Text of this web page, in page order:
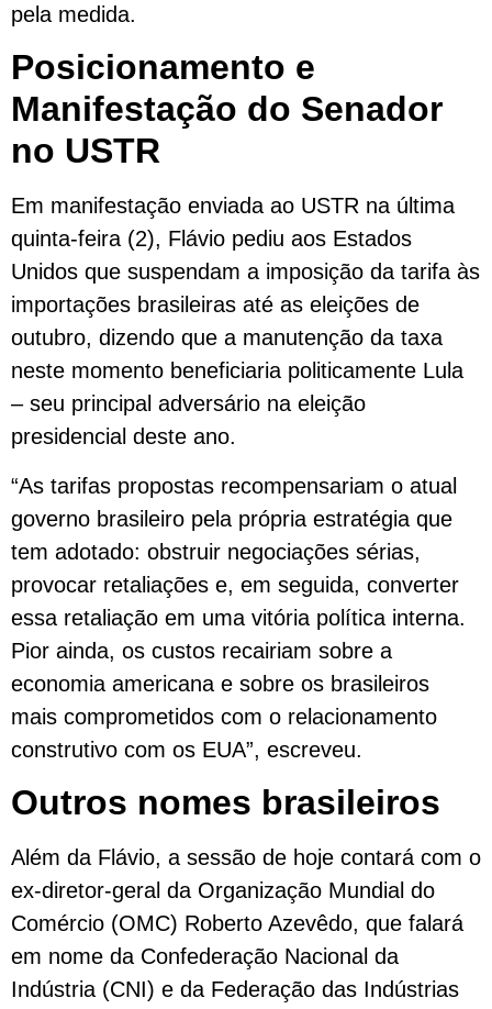
pela medida.
Posicionamento e
Manifestação do Senador
no USTR
Em manifestação enviada ao USTR na última
quinta-feira (2), Flávio pediu aos Estados
Unidos que suspendam a imposição da tarifa às
importações brasileiras até as eleições de
outubro, dizendo que a manutenção da taxa
neste momento beneficiaria politicamente Lula
– seu principal adversário na eleição
presidencial deste ano.
“As tarifas propostas recompensariam o atual
governo brasileiro pela própria estratégia que
tem adotado: obstruir negociações sérias,
provocar retaliações e, em seguida, converter
essa retaliação em uma vitória política interna.
Pior ainda, os custos recairiam sobre a
economia americana e sobre os brasileiros
mais comprometidos com o relacionamento
construtivo com os EUA”, escreveu.
Outros nomes brasileiros
Além da Flávio, a sessão de hoje contará com o
ex-diretor-geral da Organização Mundial do
Comércio (OMC) Roberto Azevêdo, que falará
em nome da Confederação Nacional da
Indústria (CNI) e da Federação das Indústrias